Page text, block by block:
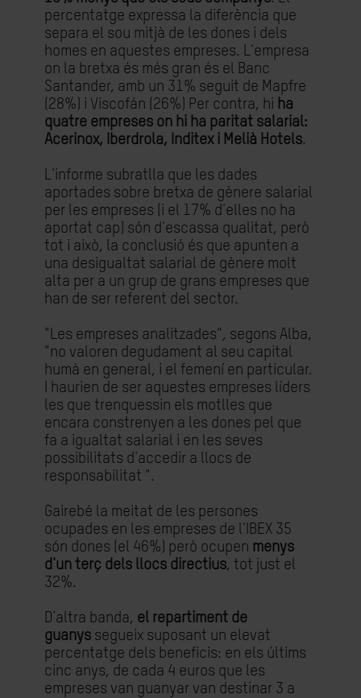
percentatge expressa la diferència que
separa el sou mitjà de les dones i dels
homes en aquestes empreses. L'empresa
on la bretxa és més gran és el Banc
Santander, amb un 31% seguit de Mapfre
(28%) i Viscofán (26%) Per contra, hi ha
quatre empreses on hi ha paritat salarial:
Acerinox, Iberdrola, Inditex i Melià Hotels.
L'informe subratlla que les dades
aportades sobre bretxa de gènere salarial
per les empreses (i el 17% d'elles no ha
aportat cap) són d'escassa qualitat, però
tot i això, la conclusió és que apunten a
una desigualtat salarial de gènere molt
alta per a un grup de grans empreses que
han de ser referent del sector.
"Les empreses analitzades", segons Alba,
"no valoren degudament al seu capital
humà en general, i el femení en particular.
I haurien de ser aquestes empreses líders
les que trenquessin els motlles que
encara constrenyen a les dones pel que
fa a igualtat salarial i en les seves
possibilitats d'accedir a llocs de
responsabilitat ".
Gairebé la meitat de les persones
ocupades en les empreses de l'IBEX 35
són dones (el 46%) però ocupen menys
d'un terç dels llocs directius, tot just el
32%.
D'altra banda, el repartiment de
guanys segueix suposant un elevat
percentatge dels beneficis: en els últims
cinc anys, de cada 4 euros que les
empreses van guanyar van destinar 3 a